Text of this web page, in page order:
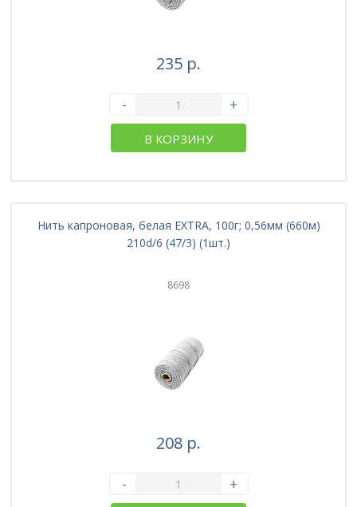
235 р.
- +
В КОРЗИНУ
Нить капроновая, белая EXTRA, 100г; 0,56мм (660м)
210d/6 (47/3) (1шт.)
8698
208 р.
- +